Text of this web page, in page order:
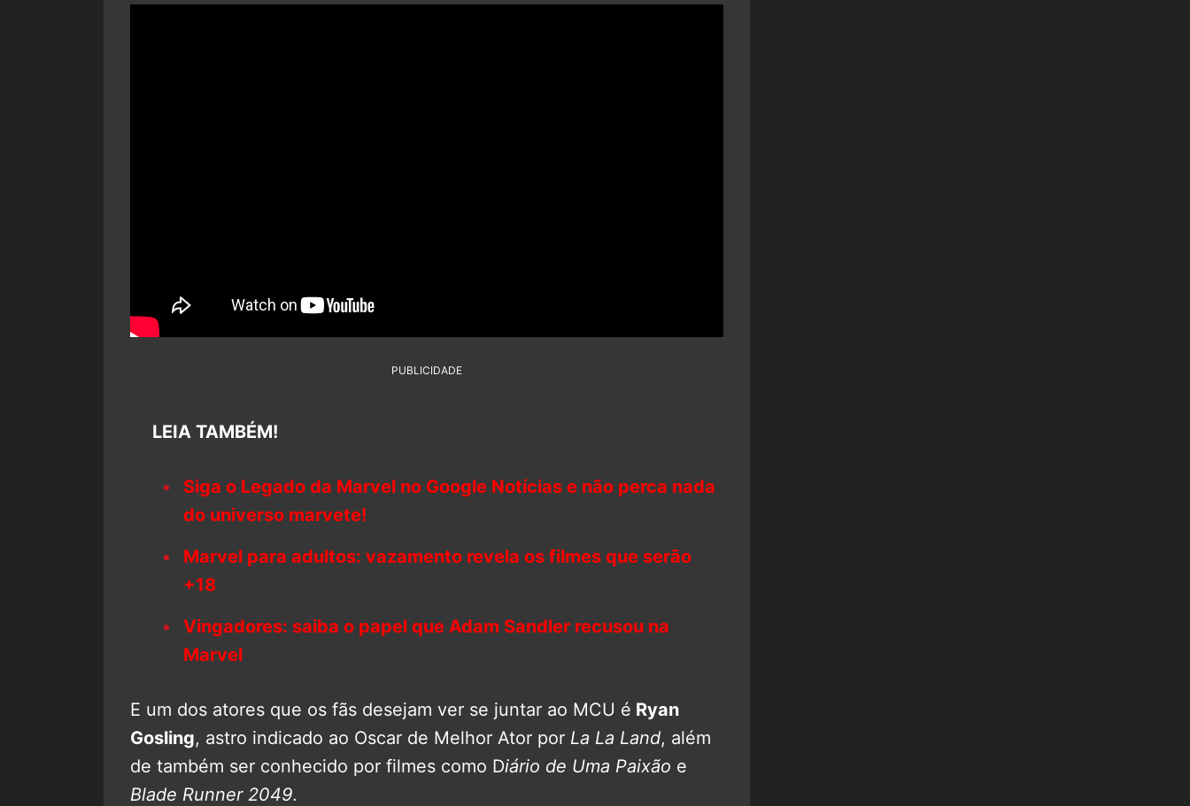
PUBLICIDADE
LEIA TAMBÉM!
Siga o Legado da Marvel no Google Notícias e não perca nada
do universo marvete!
Marvel para adultos: vazamento revela os filmes que serão
+18
Vingadores: saiba o papel que Adam Sandler recusou na
Marvel
E um dos atores que os fãs desejam ver se juntar ao MCU é Ryan
Gosling, astro indicado ao Oscar de Melhor Ator por La La Land, além
de também ser conhecido por filmes como Diário de Uma Paixão e
Blade Runner 2049.